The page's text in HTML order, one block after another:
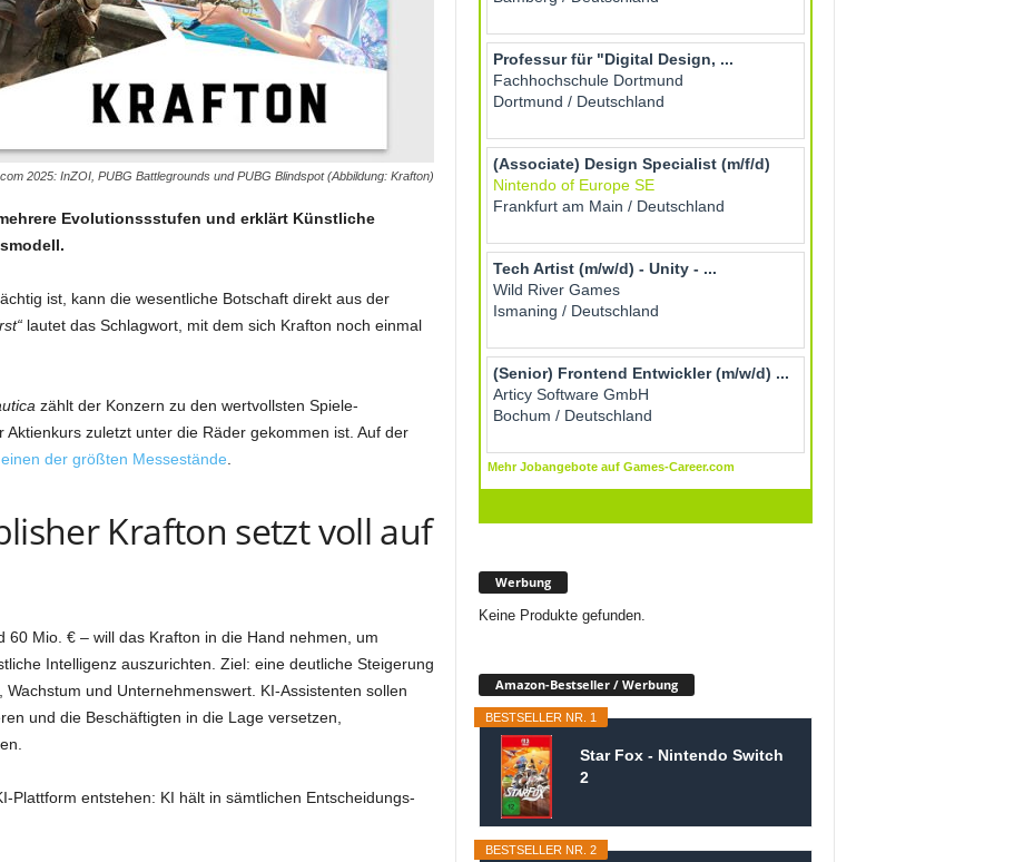
2025: InZOI, PUBG Battlegrounds und PUBG Blindspot (Abbildung: Krafton)
Evolutionssstufen und erklärt Künstliche
ist, kann die wesentliche Botschaft direkt aus der
lautet das Schlagwort, mit dem sich Krafton noch einmal
zählt der Konzern zu den wertvollsten Spiele-
zuletzt unter die Räder gekommen ist. Auf der
einen der größten Messestände
Krafton setzt voll auf
Mio. € – will das Krafton in die Hand nehmen, um
Intelligenz auszurichten. Ziel: eine deutliche Steigerung
und Unternehmenswert. KI-Assistenten sollen
und die Beschäftigten in die Lage versetzen,
Plattform entstehen: KI hält in sämtlichen Entscheidungs-
Werbung
Keine Produkte gefunden.
Amazon-Bestseller / Werbung
BESTSELLER NR. 1
Star Fox - Nintendo Switch
2
BESTSELLER NR. 2